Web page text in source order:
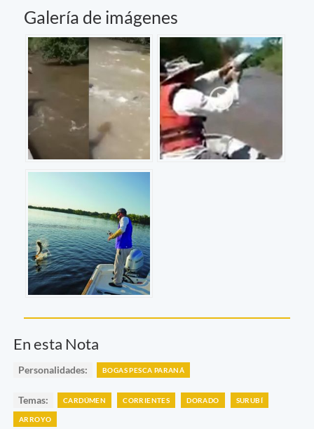
Galería de imágenes
En esta Nota
Personalidades: BOGAS PESCA PARANÁ
Temas: CARDÚMEN CORRIENTES DORADO SURUBÍ
ARROYO